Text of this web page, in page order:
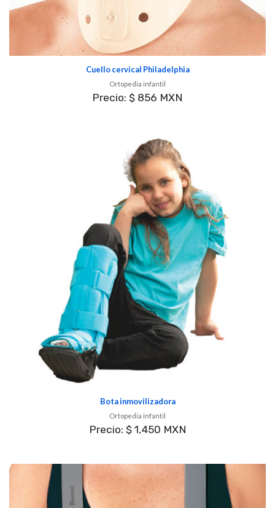
Cuello cervical Philadelphia
Ortopedia infantil
Precio: $ 856 MXN
Bota inmovilizadora
Ortopedia infantil
Precio: $ 1,450 MXN